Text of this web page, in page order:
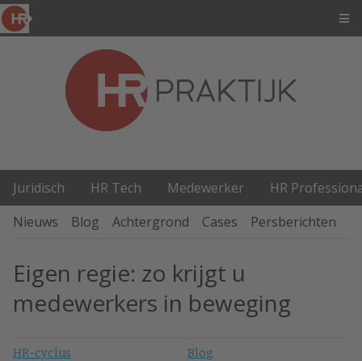
Juridisch HR Tech Medewerker
HR
Nieuws
Blog Achtergrond Cases Persberichten
Eigen regie: zo krijgt u
medewerkers in beweging
HR-cyclus Blog